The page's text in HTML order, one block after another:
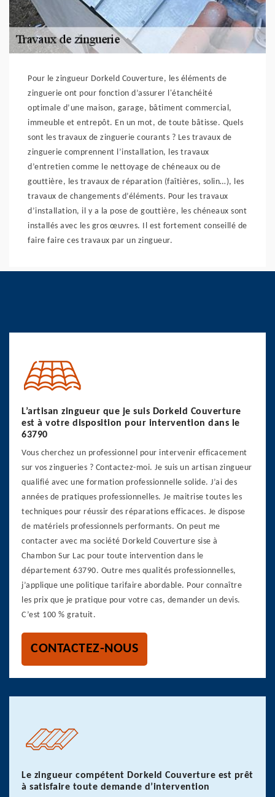
Pour le zingueur Dorkeld Couverture, les éléments de
zinguerie ont pour fonction d’assurer l'étanchéité
optimale d’une maison, garage, bâtiment commercial,
immeuble et entrepôt. En un mot, de toute bâtisse. Quels
sont les travaux de zinguerie courants ? Les travaux de
zinguerie comprennent l’installation, les travaux
d’entretien comme le nettoyage de chéneaux ou de
gouttière, les travaux de réparation (faîtières, solin…), les
travaux de changements d’éléments. Pour les travaux
d’installation, il y a la pose de gouttière, les chéneaux sont
installés avec les gros œuvres. Il est fortement conseillé de
faire faire ces travaux par un zingueur.
L’artisan zingueur que je suis Dorkeld Couverture
est à votre disposition pour intervention dans le
63790
Vous cherchez un professionnel pour intervenir efficacement
sur vos zingueries ? Contactez-moi. Je suis un artisan zingueur
qualifié avec une formation professionnelle solide. J’ai des
années de pratiques professionnelles. Je maitrise toutes les
techniques pour réussir des réparations efficaces. Je dispose
de matériels professionnels performants. On peut me
contacter avec ma société Dorkeld Couverture sise à
Chambon Sur Lac pour toute intervention dans le
département 63790. Outre mes qualités professionnelles,
j’applique une politique tarifaire abordable. Pour connaître
les prix que je pratique pour votre cas, demander un devis.
C’est 100 % gratuit.
CONTACTEZ-NOUS
Le zingueur compétent Dorkeld Couverture est prêt
à satisfaire toute demande d’intervention